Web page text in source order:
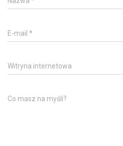
E-mail *
Witryna internetowa
Co masz na myśli?